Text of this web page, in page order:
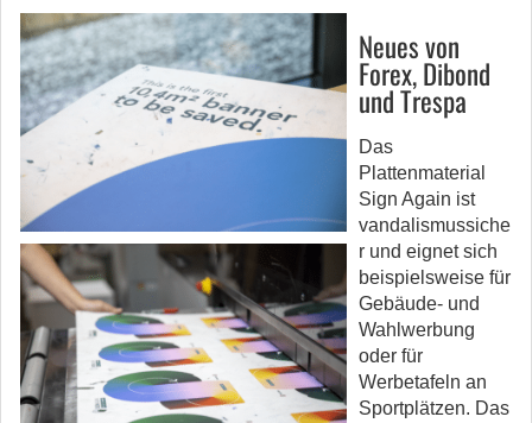
Neues von
Forex, Dibond
und Trespa
Das
Plattenmaterial
Sign Again ist
vandalismussiche
r und eignet sich
beispielsweise für
Gebäude- und
Wahlwerbung
oder für
Werbetafeln an
Sportplätzen. Das